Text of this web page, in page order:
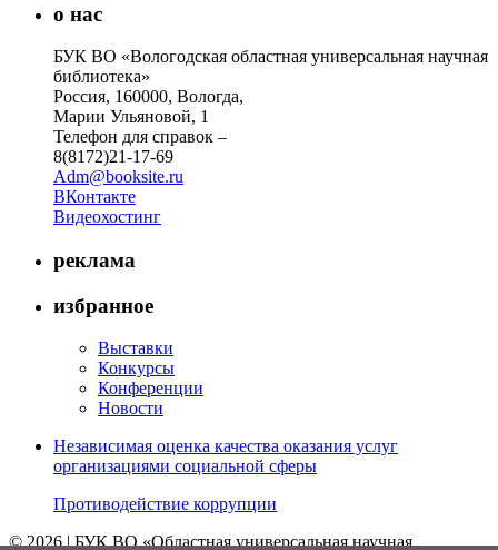
о нас
БУК ВО «Вологодская областная универсальная научная
библиотека»
Россия, 160000, Вологда,
Марии Ульяновой, 1
Телефон для справок –
8(8172)21-17-69
Adm@booksite.ru
ВКонтакте
Видеохостинг
реклама
избранное
Выставки
Конкурсы
Конференции
Новости
Независимая оценка качества оказания услуг
организациями социальной сферы
Противодействие коррупции
© 2026 | БУК ВО «Областная универсальная научная